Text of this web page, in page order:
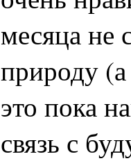
месяца не
природу
это пока
связь с